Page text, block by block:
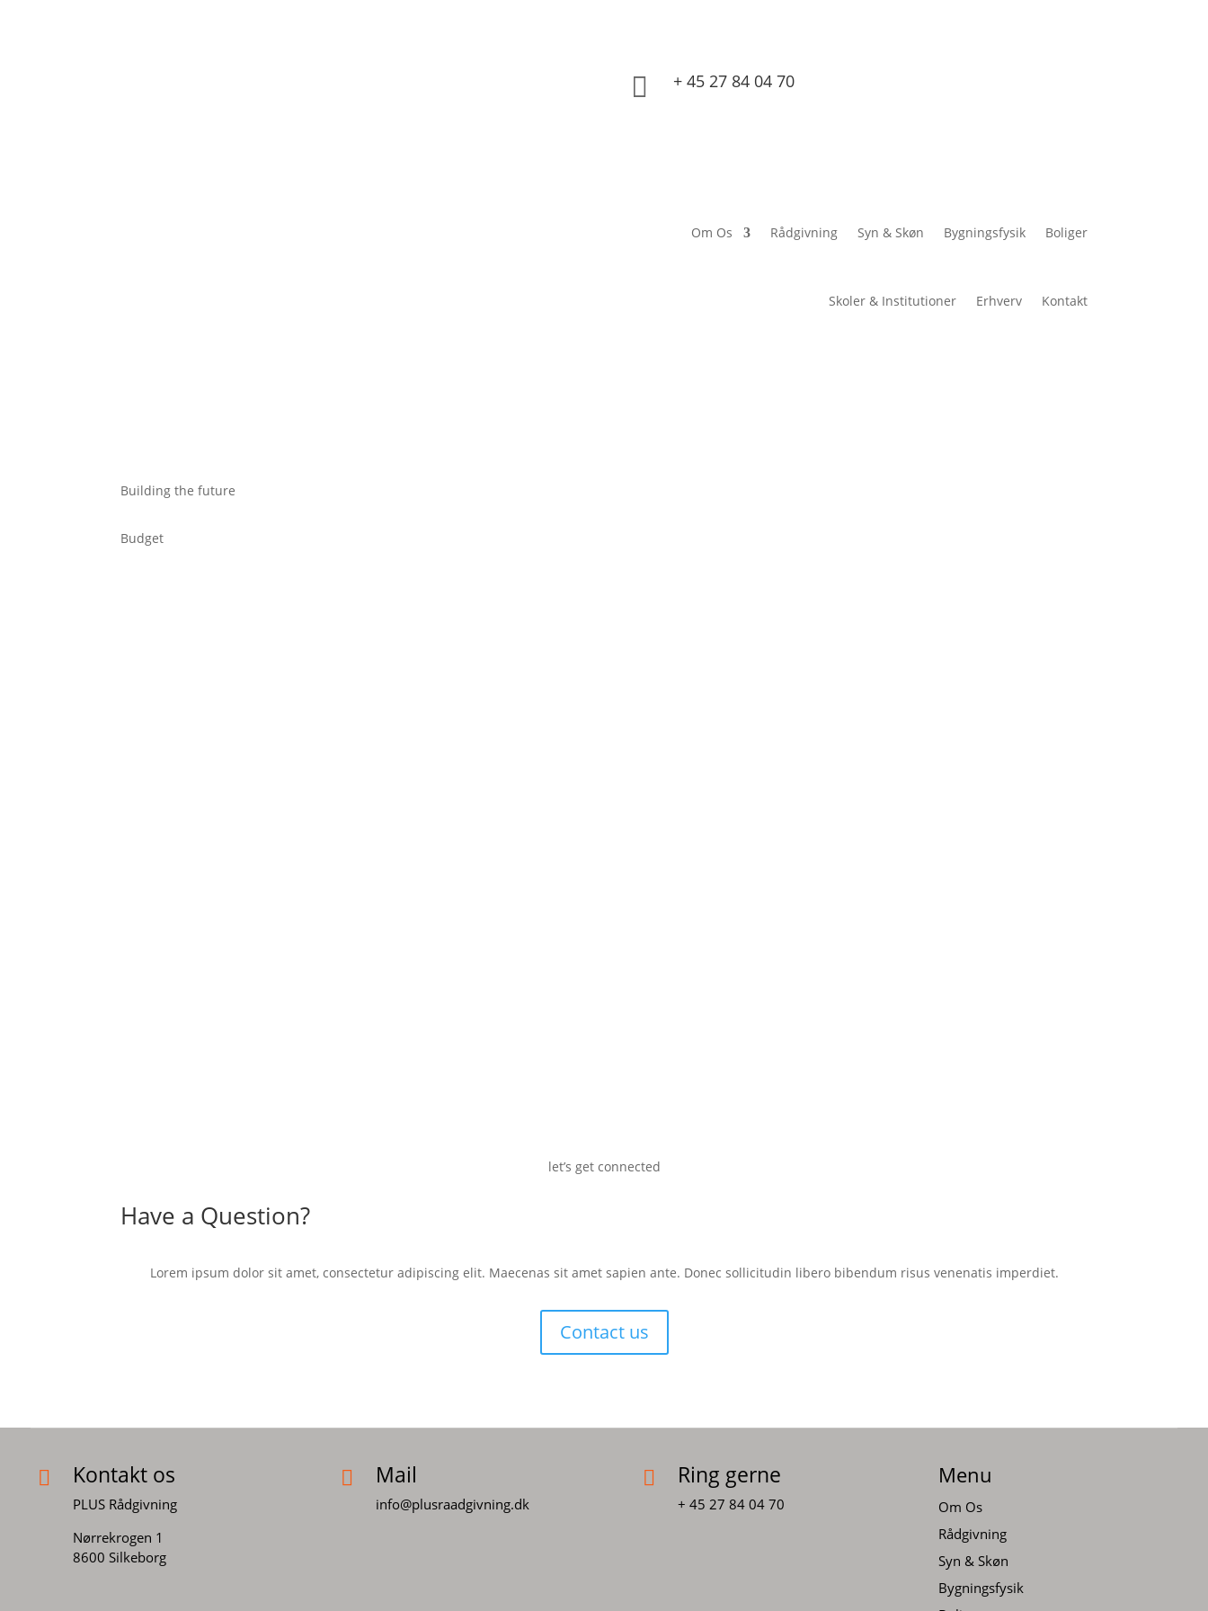
 + 45 27 84 04 70
Om Os Rådgivning Syn & Skøn Bygningsfysik Boliger
Skoler & Institutioner Erhverv Kontakt
Building the future
Budget
let’s get connected
Have a Question?
Lorem ipsum dolor sit amet, consectetur adipiscing elit. Maecenas sit amet sapien ante. Donec sollicitudin libero bibendum risus venenatis imperdiet.
Contact us
 Kontakt os
PLUS Rådgivning
Nørrekrogen 1
8600 Silkeborg
 Mail
info@plusraadgivning.dk
 Ring gerne
+ 45 27 84 04 70
Menu
Om Os
Rådgivning
Syn & Skøn
Bygningsfysik